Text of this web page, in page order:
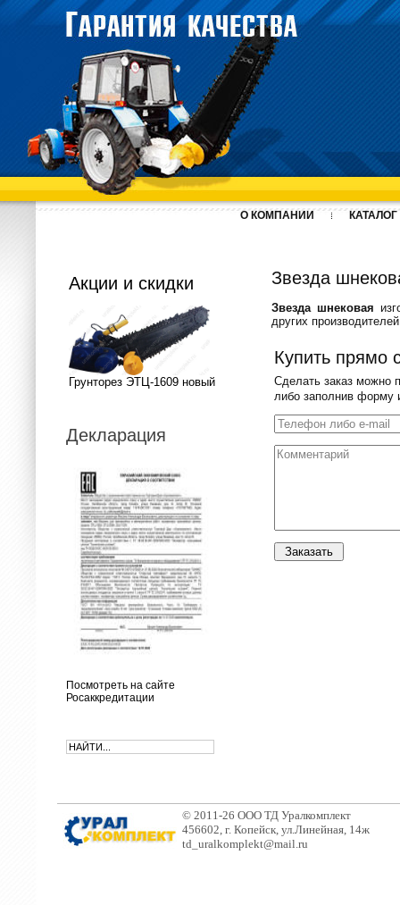
О КОМПАНИИ КАТАЛОГ
Акции и скидки
Грунторез ЭТЦ-1609 новый
Декларация
Посмотреть на сайте
Росаккредитации
Звезда
Звезда шнековая
других
Купить прямо
Сделать заказ можно
либо заполнив форму
Заказать
© 2011-26 ООО ТД Уралкомплект
456602, г. Копейск, ул.Линейная, 14ж
td_uralkomplekt@mail.ru